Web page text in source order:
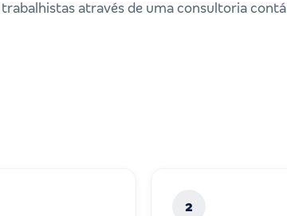
trabalhistas através de uma consultoria
2